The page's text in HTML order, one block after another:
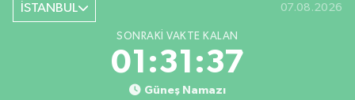
İSTANBUL 07.08.2026
SONRAKI VAKTE KALAN
01:31:36
Güneş Namazı